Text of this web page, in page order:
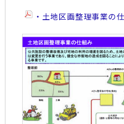
・土地区画整理事業の